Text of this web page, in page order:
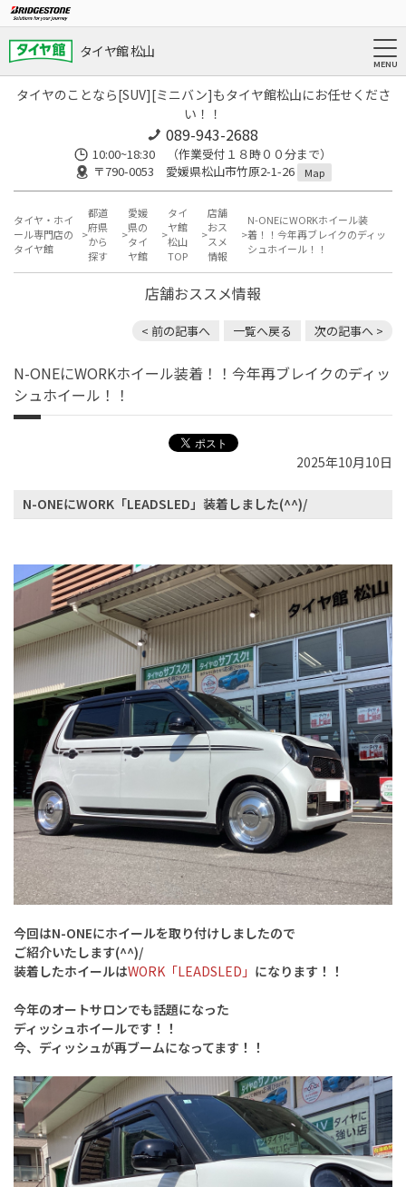
タイヤ館 松山
タイヤのことなら[SUV][ミニバン]もタイヤ館松山にお任せくださ
い！！
089-943-2688
10:00~18:30 （作業受付１８時００分まで）
〒790-0053 愛媛県松山市竹原2-1-26
Map
タイヤ・ホイ
ール専門店の
タイヤ館
都道
府県
から
探す
愛媛
県の
タイ
ヤ館
タイ
ヤ館
松山
TOP
店舗
おス
スメ
情報
N-ONEにWORKホイール装
着！！今年再ブレイクのディッ
シュホイール！！
店舗おススメ情報
< 前の記事へ 一覧へ戻る 次の記事へ >
N-ONEにWORKホイール装着！！今年再ブレイクのディッ
シュホイール！！
2025年10月10日
N-ONEにWORK「LEADSLED」装着しました(^^)/
今回はN-ONEにホイールを取り付けしましたので
ご紹介いたします(^^)/
装着したホイールはWORK「LEADSLED」 になります！！
今年のオートサロンでも話題になった
ディッシュホイールです！！
今、ディッシュが再ブームになってます！！